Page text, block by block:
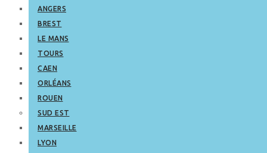
ANGERS
BREST
LE MANS
TOURS
CAEN
ORLÉANS
ROUEN
SUD EST
MARSEILLE
LYON